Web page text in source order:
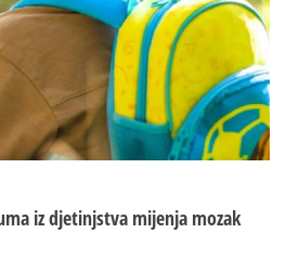
iz d‌jetinjstva mijenja mozak